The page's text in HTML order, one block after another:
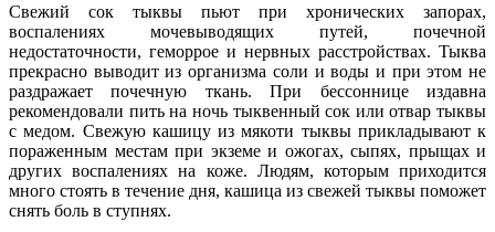
Свежий сок тыквы пьют при хронических запорах,
воспалениях мочевыводящих путей, почечной
недостаточности, геморрое и нервных расстройствах. Тыква
прекрасно выводит из организма соли и воды и при этом не
раздражает почечную ткань. При бессоннице издавна
рекомендовали пить на ночь тыквенный сок или отвар тыквы
с медом. Свежую кашицу из мякоти тыквы прикладывают к
пораженным местам при экземе и ожогах, сыпях, прыщах и
других воспалениях на коже. Людям, которым приходится
много стоять в течение дня, кашица из свежей тыквы поможет
снять боль в ступнях.